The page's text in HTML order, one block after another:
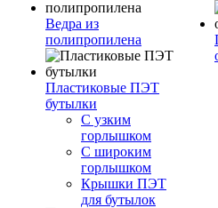
Ведра из
полипропилена
Пластиковые ПЭТ
бутылки
С узким
горлышком
С широким
горлышком
Крышки ПЭТ
для бутылок